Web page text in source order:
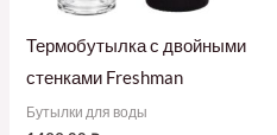
Термобутылка с двойными
стенками Freshman
Бутылки для воды